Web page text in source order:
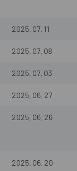
2025. 07. 11
2025. 07. 08
2025. 07. 03
2025. 06. 27
2025. 06. 26
2025. 06. 20